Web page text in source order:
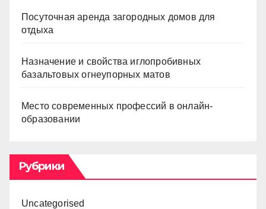
Посуточная аренда загородных домов для
отдыха
Назначение и свойства иглопробивных
базальтовых огнеупорных матов
Место современных профессий в онлайн-
образовании
Рубрики
Uncategorised